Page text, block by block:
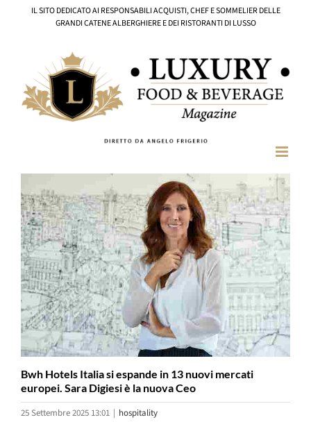
IL SITO DEDICATO AI RESPONSABILI ACQUISTI, CHEF E SOMMELIER DELLE
GRANDI CATENE ALBERGHIERE E DEI RISTORANTI DI LUSSO
immagine
Bwh Hotels Italia si espande in 13 nuovi mercati
europei. Sara Digiesi è la nuova Ceo
25 Settembre 2025 13:01 | hospitality